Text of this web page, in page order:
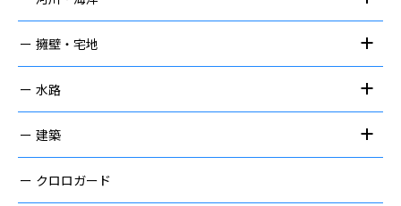
擁壁・宅地
水路
建築
クロロガード